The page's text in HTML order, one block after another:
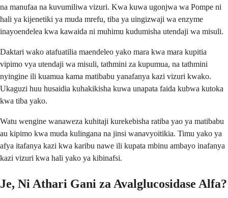
na manufaa na kuvumiliwa vizuri. Kwa kuwa ugonjwa wa Pompe ni
hali ya kijenetiki ya muda mrefu, tiba ya uingizwaji wa enzyme
inayoendelea kwa kawaida ni muhimu kudumisha utendaji wa misuli.
Daktari wako atafuatilia maendeleo yako mara kwa mara kupitia
vipimo vya utendaji wa misuli, tathmini za kupumua, na tathmini
nyingine ili kuamua kama matibabu yanafanya kazi vizuri kwako.
Ukaguzi huu husaidia kuhakikisha kuwa unapata faida kubwa kutoka
kwa tiba yako.
Watu wengine wanaweza kuhitaji kurekebisha ratiba yao ya matibabu
au kipimo kwa muda kulingana na jinsi wanavyoitikia. Timu yako ya
afya itafanya kazi kwa karibu nawe ili kupata mbinu ambayo inafanya
kazi vizuri kwa hali yako ya kibinafsi.
Je, Ni Athari Gani za Avalglucosidase Alfa?